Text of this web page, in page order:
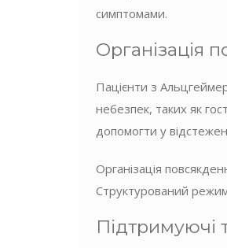
симптомами.
Організація
Пацієнти з
небезпек, таких як
допомогти у
Організація
Структурований
Підтримуючі